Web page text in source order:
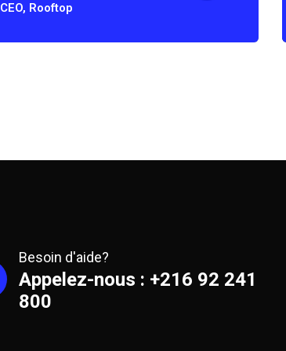
CEO, Rooftop
Besoin d'aide?
Appelez-nous : +216 92 241
800